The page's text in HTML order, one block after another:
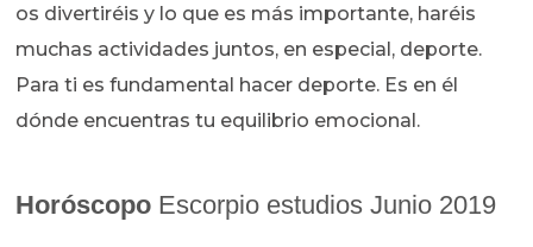
os divertiréis y lo que es más importante, haréis
muchas actividades juntos, en especial, deporte.
Para ti es fundamental hacer deporte. Es en él
dónde encuentras tu equilibrio emocional.
Horóscopo Escorpio estudios Junio 2019